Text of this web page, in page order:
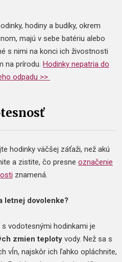
hodiny a budíky, okrem
majú v sebe batériu alebo
s nimi na konci ich živostnosti
na prírodu. Hodinky nepatria do
odpadu >>
hodinky väčšej záťaži, než akú
a zistite, čo presne označenie
znamená.
letnej dovolenke?
vodotesnými hodinkami je
zmien teploty vody. Než sa s
vĺn, najskôr ich ľahko opláchnite,